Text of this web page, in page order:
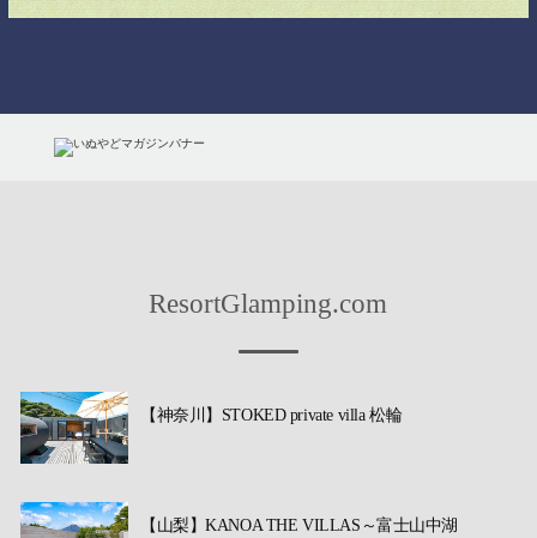
ResortGlamping.com
【神奈川】STOKED private villa 松輪
【山梨】KANOA THE VILLAS～富士山中湖